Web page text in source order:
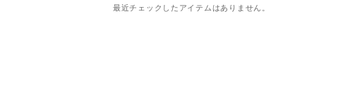
最近チェックしたアイテムはありません。